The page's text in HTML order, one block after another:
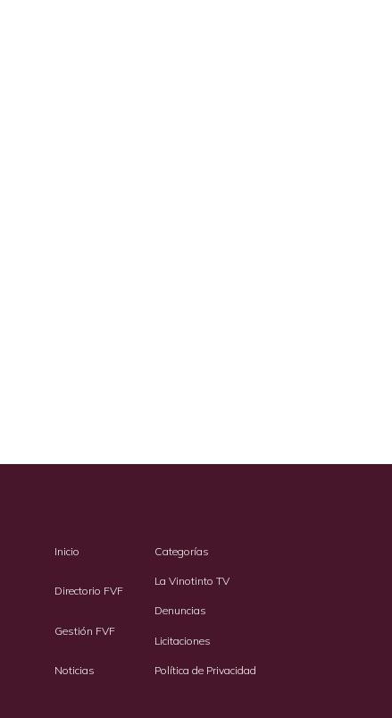
Inicio
Directorio FVF
Gestión FVF
Noticias
Categorías
La Vinotinto TV
Denuncias
Licitaciones
Política de Privacidad